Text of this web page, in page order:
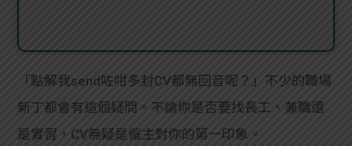
「點解我send咗咁多封CV都無回音呢？」不少的職場
新丁都會有這個疑問。不論你是否要找長工、兼職還
是實習，CV無疑是僱主對你的第一印象。